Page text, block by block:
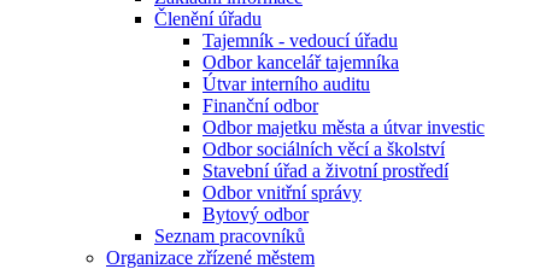
Členění úřadu
Tajemník - vedoucí úřadu
Odbor kancelář tajemníka
Útvar interního auditu
Finanční odbor
Odbor majetku města a útvar investic
Odbor sociálních věcí a školství
Stavební úřad a životní prostředí
Odbor vnitřní správy
Bytový odbor
Seznam pracovníků
Organizace zřízené městem